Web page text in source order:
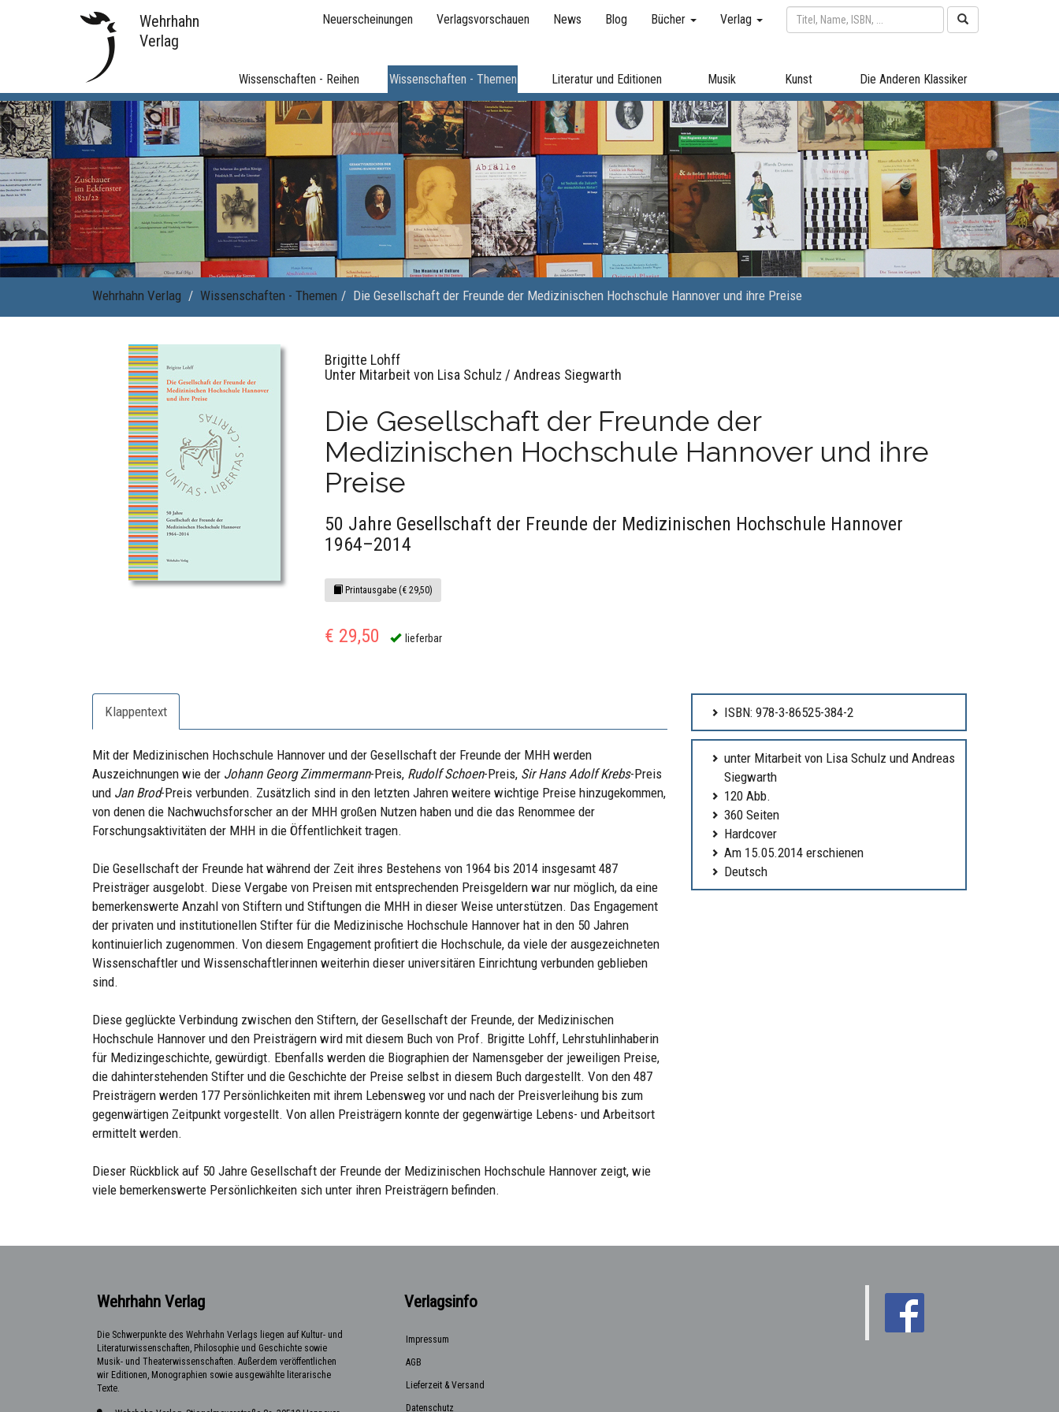
Wehrhahn
Verlag
Neuerscheinungen Verlagsvorschauen News Blog Bücher Verlag
Wissenschaften - Reihen Wissenschaften - Themen Literatur und Editionen Musik Kunst Die Anderen Klassiker
Wehrhahn Verlag Wissenschaften - Themen Die Gesellschaft der Freunde der Medizinischen Hochschule Hannover und ihre Preise
Brigitte Lohff
Unter Mitarbeit von Lisa Schulz / Andreas Siegwarth
Die Gesellschaft der Freunde der
Medizinischen Hochschule Hannover und ihre
Preise
50 Jahre Gesellschaft der Freunde der Medizinischen Hochschule Hannover
1964–2014
Printausgabe (€ 29,50)
€ 29,50 lieferbar
Klappentext
Mit der Medizinischen Hochschule Hannover und der Gesellschaft der Freunde der MHH werden
Auszeichnungen wie der Johann Georg Zimmermann-Preis, Rudolf Schoen-Preis, Sir Hans Adolf Krebs-Preis
und Jan Brod-Preis verbunden. Zusätzlich sind in den letzten Jahren weitere wichtige Preise hinzugekommen,
von denen die Nachwuchsforscher an der MHH großen Nutzen haben und die das Renommee der
Forschungsaktivitäten der MHH in die Öffentlichkeit tragen.
Die Gesellschaft der Freunde hat während der Zeit ihres Bestehens von 1964 bis 2014 insgesamt 487
Preisträger ausgelobt. Diese Vergabe von Preisen mit entsprechenden Preisgeldern war nur möglich, da eine
bemerkenswerte Anzahl von Stiftern und Stiftungen die MHH in dieser Weise unterstützen. Das Engagement
der privaten und institutionellen Stifter für die Medizinische Hochschule Hannover hat in den 50 Jahren
kontinuierlich zugenommen. Von diesem Engagement profitiert die Hochschule, da viele der ausgezeichneten
Wissenschaftler und Wissenschaftlerinnen weiterhin dieser universitären Einrichtung verbunden geblieben
sind.
Diese geglückte Verbindung zwischen den Stiftern, der Gesellschaft der Freunde, der Medizinischen
Hochschule Hannover und den Preisträgern wird mit diesem Buch von Prof. Brigitte Lohff, Lehrstuhlinhaberin
für Medizingeschichte, gewürdigt. Ebenfalls werden die Biographien der Namensgeber der jeweiligen Preise,
die dahinterstehenden Stifter und die Geschichte der Preise selbst in diesem Buch dargestellt. Von den 487
Preisträgern werden 177 Persönlichkeiten mit ihrem Lebensweg vor und nach der Preisverleihung bis zum
gegenwärtigen Zeitpunkt vorgestellt. Von allen Preisträgern konnte der gegenwärtige Lebens- und Arbeitsort
ermittelt werden.
Dieser Rückblick auf 50 Jahre Gesellschaft der Freunde der Medizinischen Hochschule Hannover zeigt, wie
viele bemerkenswerte Persönlichkeiten sich unter ihren Preisträgern befinden.
ISBN: 978-3-86525-384-2
unter Mitarbeit von Lisa Schulz und Andreas
Siegwarth
120 Abb.
360 Seiten
Hardcover
Am 15.05.2014 erschienen
Deutsch
Wehrhahn Verlag
Die Schwerpunkte des Wehrhahn Verlags liegen auf Kultur- und
Literaturwissenschaften, Philosophie und Geschichte sowie
Musik- und Theaterwissenschaften. Außerdem veröffentlichen
wir Editionen, Monographien sowie ausgewählte literarische
Texte.
Verlagsinfo
Impressum
AGB
Lieferzeit & Versand
Datenschutz